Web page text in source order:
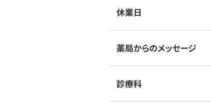
休業日
薬局からのメッセージ
診療科